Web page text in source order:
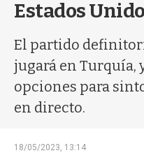
Estados
El partido
jugará en Turquía,
opciones para
en directo.
18/05/2023, 13:14